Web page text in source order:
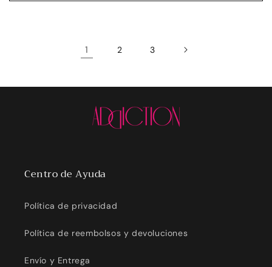
1 2 3
Centro de Ayuda
Política de privacidad
Política de reembolsos y devoluciones
Envío y Entrega